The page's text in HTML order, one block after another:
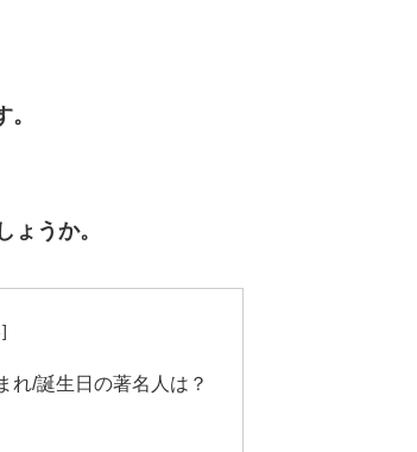
。
うか。
れ/誕生日の著名人は？